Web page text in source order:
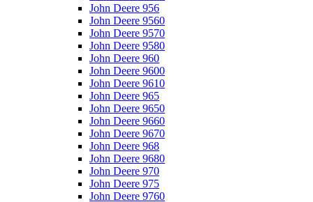
John Deere 956
John Deere 9560
John Deere 9570
John Deere 9580
John Deere 960
John Deere 9600
John Deere 9610
John Deere 965
John Deere 9650
John Deere 9660
John Deere 9670
John Deere 968
John Deere 9680
John Deere 970
John Deere 975
John Deere 9760